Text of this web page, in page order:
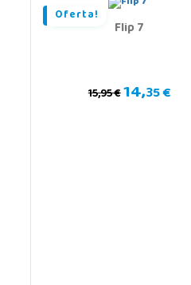
Oferta!
Flip 7
15,95 €14,35 €